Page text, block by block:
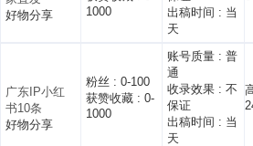
好物分享
1000
出稿时间 : 当
天
广东IP小红
书10条
好物分享
粉丝 : 0-100
获赞收藏 : 0-
1000
账号质量 : 普
通
收录效果 : 不
保证
出稿时间 : 当
天